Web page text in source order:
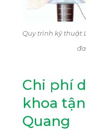
Quy trình kỹ thuật
Chi phí
khoa
Quang